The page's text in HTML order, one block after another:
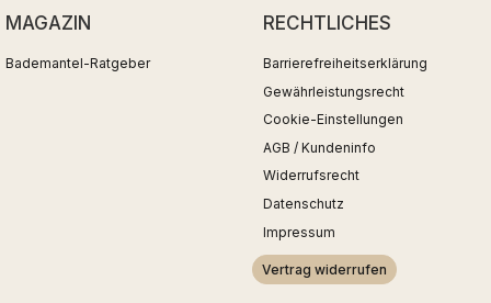
MAGAZIN
Bademantel-Ratgeber
RECHTLICHES
Barrierefreiheitserklärung
Gewährleistungsrecht
Cookie-Einstellungen
AGB / Kundeninfo
Widerrufsrecht
Datenschutz
Impressum
Vertrag widerrufen